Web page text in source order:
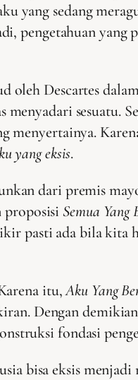
yang sedang
pengetahuan yang
oleh Descartes
sesuatu.
menyertainya.
yang eksis.
dari premis
proposisi Semua
pasti ada bila kita
itu,Aku Yang
Dengan
fondasi
bisa eksis